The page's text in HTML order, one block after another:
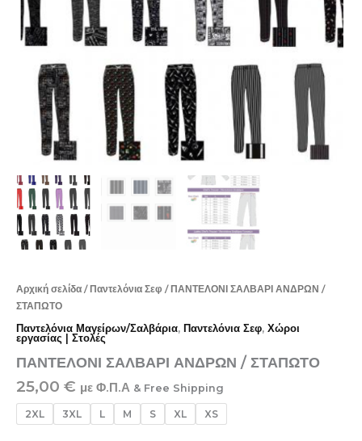
Αρχική σελίδα /Παντελόνια Σεφ / ΠΑΝΤΕΛΟΝΙ ΣΑΛΒΑΡΙ ΑΝΔΡΩΝ /
ΣΤΑΠΩΤΟ
Παντελόνια Μαγείρων/Σαλβάρια, Παντελόνια Σεφ, Χώροι
εργασίας | Στολές
ΠΑΝΤΕΛΟΝΙ ΣΑΛΒΑΡΙ ΑΝΔΡΩΝ / ΣΤΑΠΩΤΟ
25,00 € με Φ.Π.Α & Free Shipping
2XL 3XL L M S XL XS